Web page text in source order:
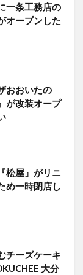
一条工務店の
オープンした
おおいたの
が改装オープ
松屋』がリニ
め一時閉店し
チーズケーキ
大分